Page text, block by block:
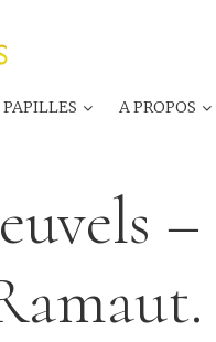
PAPILLES A PROPOS